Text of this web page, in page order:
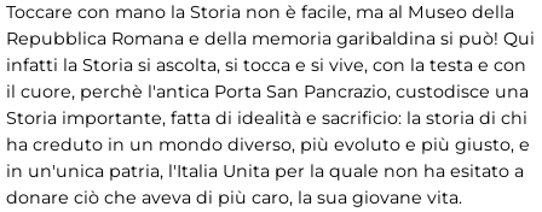
Toccare con mano la Storia non è facile, ma al Museo della
Repubblica Romana e della memoria garibaldina si può! Qui
infatti la Storia si ascolta, si tocca e si vive, con la testa e con
il cuore, perchè l'antica Porta San Pancrazio, custodisce una
Storia importante, fatta di idealità e sacrificio: la storia di chi
ha creduto in un mondo diverso, più evoluto e più giusto, e
in un'unica patria, l'Italia Unita per la quale non ha esitato a
donare ciò che aveva di più caro, la sua giovane vita.